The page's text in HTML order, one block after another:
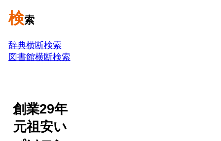
検索
辞典横断検索
図書館横断検索
創業29年
元祖安い